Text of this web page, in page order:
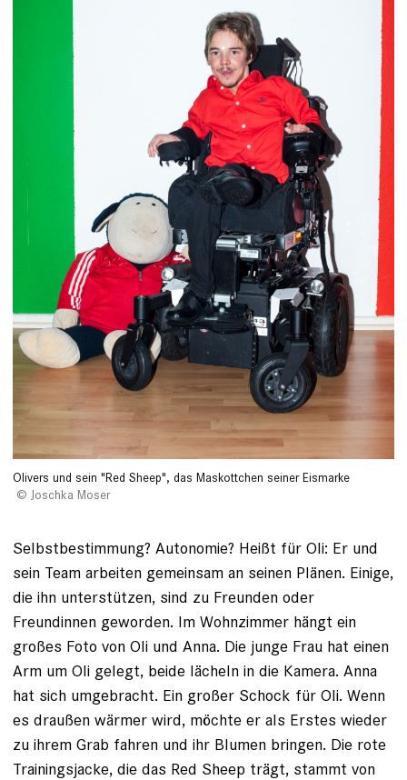
Olivers und sein "Red Sheep", das Maskottchen seiner Eismarke
Joschka Moser
Selbstbestimmung? Autonomie? Heißt für Oli: Er und
sein Team arbeiten gemeinsam an ­seinen ­Plänen. Einige,
die ihn unter­stützen, sind zu ­Freunden oder
Freundinnen geworden. Im Wohn­zimmer hängt ein
großes Foto von Oli und ­Anna. Die ­junge Frau hat einen
Arm um Oli gelegt, beide lächeln in die Kamera. Anna
hat sich umgebracht. Ein ­großer Schock für Oli. Wenn
es draußen ­wärmer wird, möchte er als Erstes wieder
zu ihrem Grab ­fahren und ihr Blumen bringen. Die ­rote
Trainings­jacke, die das Red Sheep trägt, stammt von